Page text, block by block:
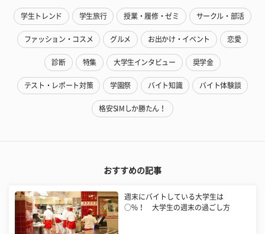
学生トレンド 学生旅行 授業・履修・ゼミ サークル・部活
ファッション・コスメ グルメ お出かけ・イベント 恋愛
診断 特集 大学生インタビュー 奨学金
テスト・レポート対策 学園祭 バイト知識 バイト体験談
格安SIMしか勝たん！
おすすめの記事
週末にバイトしている大学生は
○%！ 大学生の週末の過ごし方